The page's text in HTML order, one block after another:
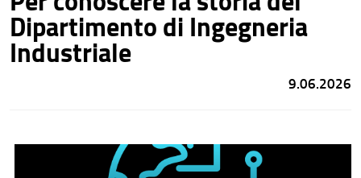
Dipartimento di Ingegneria
Industriale
9.06.2026